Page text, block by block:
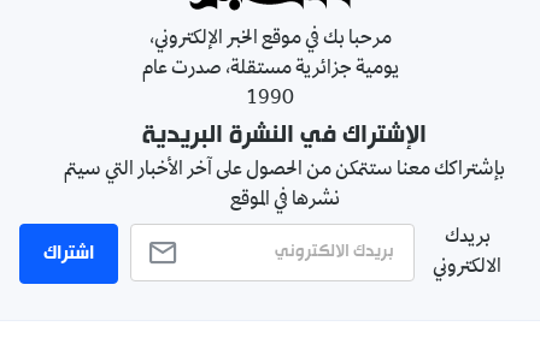
مرحبا بك في موقع الخبر الإلكتروني،
يومية جزائرية مستقلة، صدرت عام
1990
الإشتراك في النشرة البريدية
بإشتراكك معنا ستتمكن من الحصول على آخر الأخبار التي سيتم
نشرها في الموقع
بريدك
الالكتروني
اشتراك